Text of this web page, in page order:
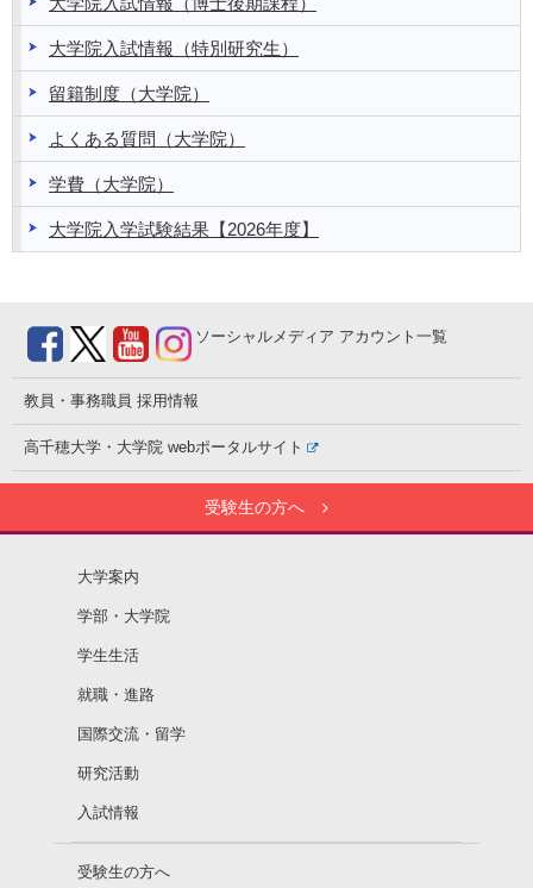
大学院入試情報（特別研究生）
留籍制度（大学院）
よくある質問（大学院）
学費（大学院）
大学院入学試験結果【2026年度】
ソーシャルメディア アカウント一覧
教員・事務職員 採用情報
高千穂大学・大学院 webポータルサイト
受験生の方へ
大学案内
学部・大学院
学生生活
就職・進路
国際交流・留学
研究活動
入試情報
受験生の方へ